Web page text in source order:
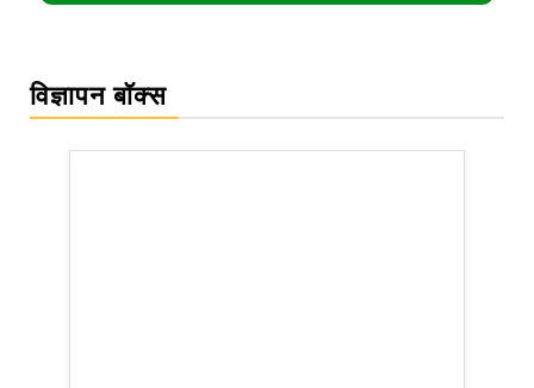
विज्ञापन बॉक्स